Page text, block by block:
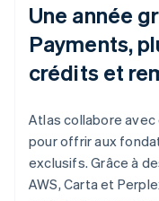
Une année
Payments,
crédits et
Atlas collabore avec
pour offrir aux
exclusifs. Grâce à
AWS, Carta et